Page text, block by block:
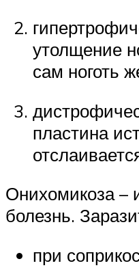
утолщение
сам ноготь
пластина
Онихомикоза –
болезнь.
при